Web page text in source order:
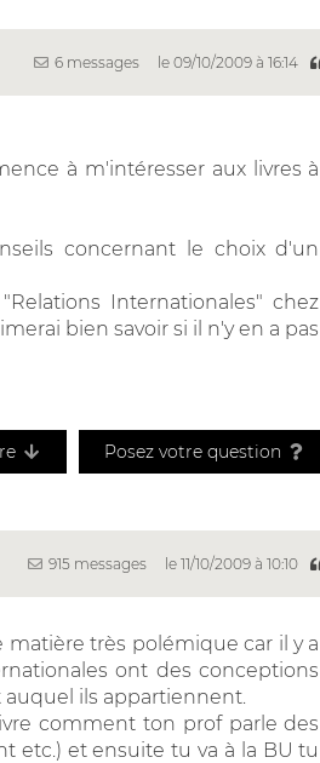
6 messages le 09/10/2009 à 16:14
à m'intéresser aux livres à
concernant le choix d'un
Internationales" chez
bien savoir si il n'y en a pas
Posez votre question
915 messages le 11/10/2009 à 10:10
très polémique car il y a
ont des conceptions
ils appartiennent.
comment ton prof parle des
etc.) et ensuite tu va à la BU tu